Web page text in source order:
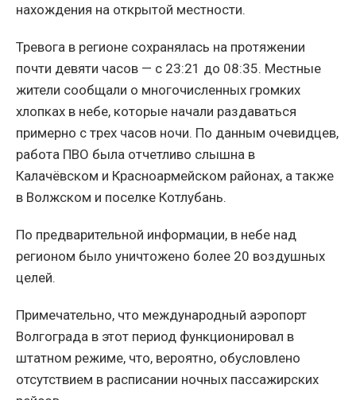
нахождения на открытой местности.
Тревога в регионе сохранялась на протяжении
почти девяти часов — с 23:21 до 08:35. Местные
жители сообщали о многочисленных громких
хлопках в небе, которые начали раздаваться
примерно с трех часов ночи. По данным очевидцев,
работа ПВО была отчетливо слышна в
Калачёвском и Красноармейском районах, а также
в Волжском и поселке Котлубань.
По предварительной информации, в небе над
регионом было уничтожено более 20 воздушных
целей.
Примечательно, что международный аэропорт
Волгограда в этот период функционировал в
штатном режиме, что, вероятно, обусловлено
отсутствием в расписании ночных пассажирских